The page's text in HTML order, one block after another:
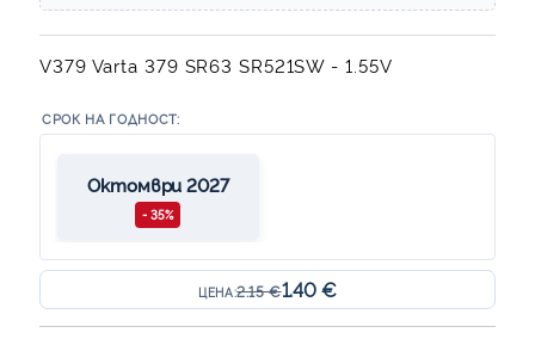
V379 Varta 379 SR63 SR521SW - 1.55V
СРОК НА ГОДНОСТ:
Октомври 2027
- 35%
ЦЕНА:2.15 €1.40 €